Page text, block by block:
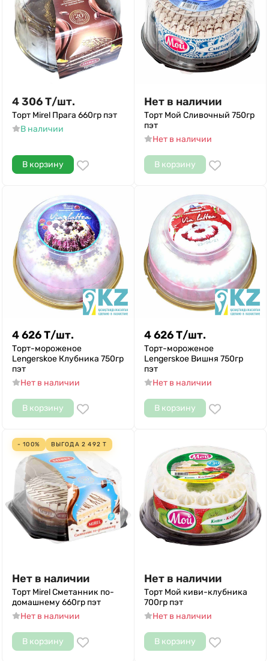
4 306Т/шт.
Торт Mirel Прага 660гр пэт
В наличии
В корзину
Нет в наличии
Торт Мой Сливочный 750гр
пэт
Нет в наличии
В корзину
4 626Т/шт.
Торт-мороженое
Lengerskoe Клубника 750гр
пэт
Нет в наличии
В корзину
4 626Т/шт.
Торт-мороженое
Lengerskoe Вишня 750гр
пэт
Нет в наличии
В корзину
- 100% ВЫГОДА 2 492 Т
Нет в наличии
Торт Mirel Сметанник по-
домашнему 660гр пэт
Нет в наличии
В корзину
Нет в наличии
Торт Мой киви-клубника
700гр пэт
Нет в наличии
В корзину